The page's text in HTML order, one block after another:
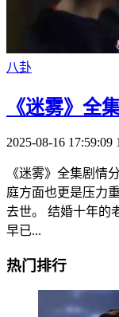
八卦
《迷雾》全
2025-08-16 17:59:09
《迷雾》全集剧情
庭方面也更是压力
去世。 结婚十年的
早已...
热门排行